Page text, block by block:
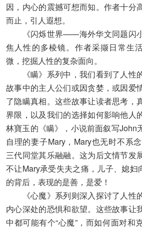
因，内心的震撼可想而知。作者十分
而止，引人遐想。
《闪烁世界——海外华文同题闪小
焦人性的多棱镜。作者采撷日常生
微，挖掘人性的复杂面向。
《瞒》系列中，我们看到了人性的
故事中的主人公们或因贪婪，或因爱
了隐瞒真相。这些故事让读者思考，
界限，以及我们的选择如何影响他人
林寶玉的《瞒》，小说前面叙写John
自理的妻子Mary，Mary也无时不系
三代同堂其乐融融。这为后文情节发
不让Mary承受失夫之痛，儿子、媳妇
的背后，表现的是善，是爱！
《心魔》系列则深入探讨了人性
内心深处的恐惧和欲望。这些故事让
中都可能有个“心魔”，而如何面对和